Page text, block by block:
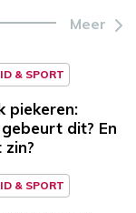
Meer
& SPORT
piekeren:
dit? En
& SPORT